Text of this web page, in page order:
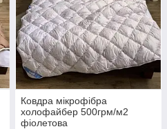
Ковдра мікрофібра
холофайбер 500грм/м2
фіолетова